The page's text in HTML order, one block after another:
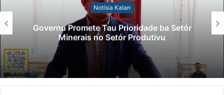
Notísia Kalan
Governu Promete Tau Prioridade ba Setór
Minerais no Setór Produtivu